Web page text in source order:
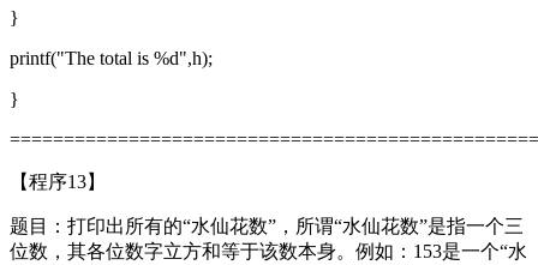
}
printf("The total is %d",h);
}
【程序13】
题目：打印出所有的“水仙花数”，所谓“水仙花数”是指一个三
位数，其各位数字立方和等于该数本身。例如：153是一个“水